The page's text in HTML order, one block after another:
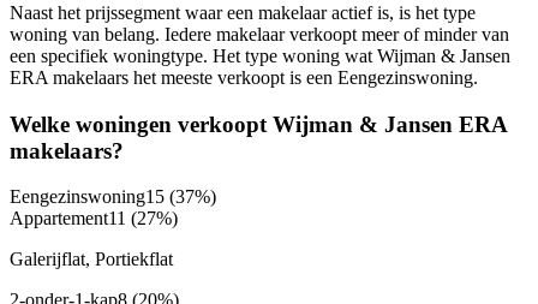
Naast het prijssegment waar een makelaar actief is, is het type
woning van belang. Iedere makelaar verkoopt meer of minder van
een specifiek woningtype. Het type woning wat Wijman & Jansen
ERA makelaars het meeste verkoopt is een Eengezinswoning.
Welke woningen verkoopt Wijman & Jansen ERA
makelaars?
Eengezinswoning15 (37%)
Appartement11 (27%)
Galerijflat, Portiekflat